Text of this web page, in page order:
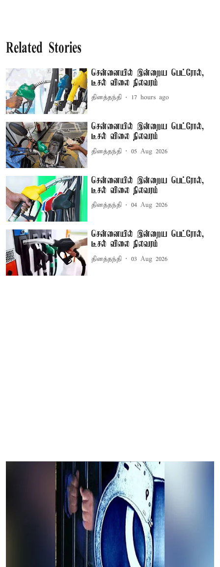
Related Stories
சென்னையில் இன்றைய பெட்ரோல்,
டீசல் விலை நிலவரம்
தினத்தந்தி 17 hours ago
சென்னையில் இன்றைய பெட்ரோல்,
டீசல் விலை நிலவரம்
தினத்தந்தி 05 Aug 2026
சென்னையில் இன்றைய பெட்ரோல்,
டீசல் விலை நிலவரம்
தினத்தந்தி 04 Aug 2026
சென்னையில் இன்றைய பெட்ரோல்,
டீசல் விலை நிலவரம்
தினத்தந்தி 03 Aug 2026